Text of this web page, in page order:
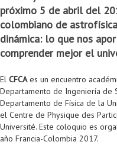
próximo 5 de abril del
colombiano de
dinámica: lo que nos
comprender mejor el
El CFCAes un encuentro
Departamento de Ingeniería de
Departamento de Física de la
el Centre de Physique des
Université. Este coloquio es
año Francia-Colombia 2017.
Convocatoria ISIS
Convocatoria IA
Oportunidades
Información general
Opciones académicas
TI en las
Computación Visual
Matemática
Profesores
Acreditaciones
Internacionalización
Cursos electivos
Electivas reguladas
Electivas profesionales
Electivas profesionales
Oferta de cursos periodo
Procesos administrativos
Consejería
Doble programa
Movilidad Estudiantil
Reingreso
Reintegro
Retiro Voluntario
Aplazamiento
Trasnferencia Interna
Reglamento General de
Bienestar institucional
Oferta de cursos
Convocatorias
Maestría en Gerencia de
Maestría en Arquitectura
(MATI)
Maestría en Biología
Maestría en Tecnologías
(MBIT)
Instructores
Asistentes
Profesores Adjuntos
Coordinadores generales
Coordinadores de
Gestores
Ofertas Laborales
Emprendedores e
TICSw
Colaboratorio de
Autónomos
Laboratorio de
Laboratorio de
Laboratorio de
Laboratorio de Informática